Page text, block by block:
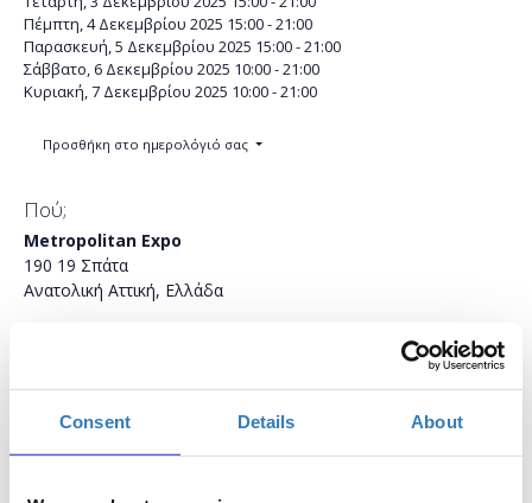
Consent Details About
Πέμπτη, 4 Δεκεμβρίου 2025 15:00 - 21:00
Παρασκευή, 5 Δεκεμβρίου 2025 15:00 - 21:00
Σάββατο, 6 Δεκεμβρίου 2025 10:00 - 21:00
Κυριακή, 7 Δεκεμβρίου 2025 10:00 - 21:00
Προσθήκη στο ημερολόγιό σας
Πού;
Metropolitan Expo
190 19 Σπάτα
Ανατολική Αττική, Ελλάδα